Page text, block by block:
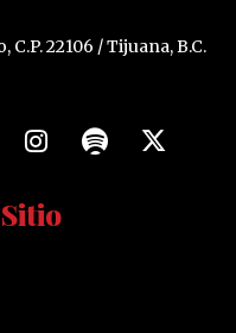
C.P. 22106 / Tijuana, B.C.